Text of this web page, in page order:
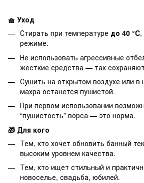
🧺 Уход
Стирать при температуре до 40 °C
режиме.
Не использовать агрессивные
жёсткие средства — так
Сушить на открытом воздухе или
махра останется пушистой.
При первом использовании
“пушистость” ворса — это норма.
🎁 Для кого
Тем, кто хочет обновить банный
высоким уровнем качества.
Тем, кто ищет стильный и
новоселье, свадьба, юбилей.